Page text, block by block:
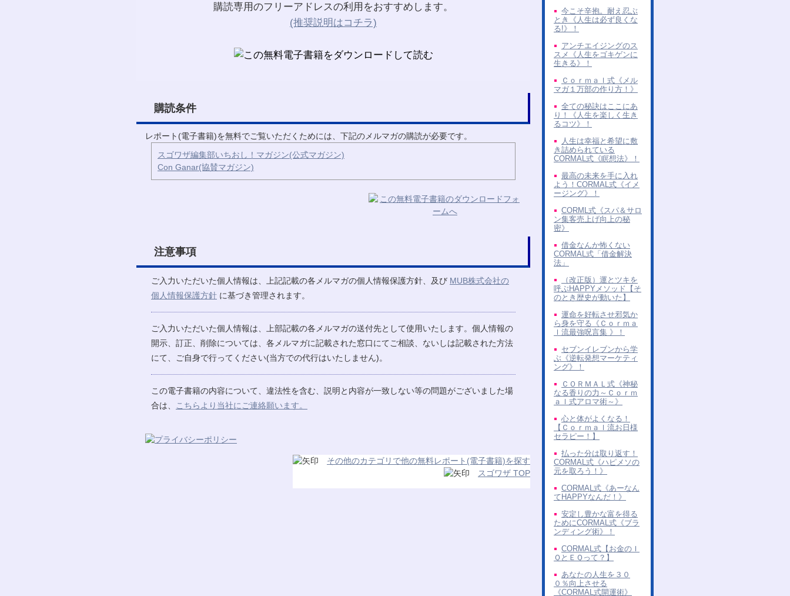
購読専用のフリーアドレスの利用をおすすめします。
(推奨説明はコチラ)
購読条件
レポート(電子書籍)を無料でご覧いただくためには、下記のメルマガの購読が必要です。
スゴワザ編集部いちおし！マガジン(公式マガジン)
Con Ganar(協賛マガジン)
注意事項
ご入力いただいた個人情報は、上記記載の各メルマガの個人情報保護方針、及び MUB株式会社の
個人情報保護方針 に基づき管理されます。
ご入力いただいた個人情報は、上部記載の各メルマガの送付先として使用いたします。個人情報の
開示、訂正、削除については、各メルマガに記載された窓口にてご相談、ないしは記載された方法
にて、ご自身で行ってください(当方での代行はいたしません)。
この電子書籍の内容について、違法性を含む、説明と内容が一致しない等の問題がございました場
合は、
こちらより当社にご連絡願います。
その他のカテゴリで他の無料レポート(電子書籍)を探す
スゴワザ TOP
今こそ辛抱。耐え忍ぶ
とき《人生は必ず良くな
る!》！
アンチエイジングのス
スメ《人生をゴキゲンに
生きる》！
Ｃｏｒｍａｌ式《メル
マガ１万部の作り方！》
全ての秘訣はここにあ
り！《人生を楽しく生き
るコツ》！
人生は幸福と希望に敷
き詰められている
CORMAL式《瞑想法》！
最高の未来を手に入れ
よう！CORMAL式《イメ
ージング》！
CORML式《スパ＆サロ
ン集客売上げ向上の秘
密》
借金なんか怖くない
CORMAL式「借金解決
法」
（改正版）運とツキを
呼ぶHAPPYメソッド【そ
のとき歴史が動いた】
運命を好転させ邪気か
ら身を守る《Ｃｏｒｍａ
ｌ流最強呪言集 》！
セブンイレブンから学
ぶ《逆転発想マーケティ
ング》！
ＣＯＲＭＡＬ式《神秘
なる香りの力～Ｃｏｒｍ
ａｌ式アロマ術～》
心と体がよくなる！
【Ｃｏｒｍａｌ流お日様
セラピー！】
払った分は取り返す！
CORMAL式《ハピメソの
元を取ろう！》
CORMAL式《あーなん
てHAPPYなんだ！》
安定し豊かな富を得る
ためにCORMAL式《ブラ
ンディング術》！
CORMAL式【お金のＩ
ＱとＥＱって？】
あなたの人生を３０
０％向上させる
《CORMAL式開運術》